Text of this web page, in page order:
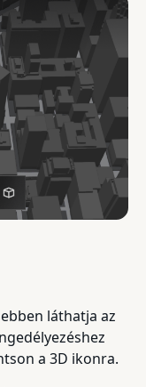
láthatja az
a 3D ikonra.